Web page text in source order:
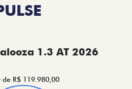
1.3 AT 2026
de R$ 119.980,00